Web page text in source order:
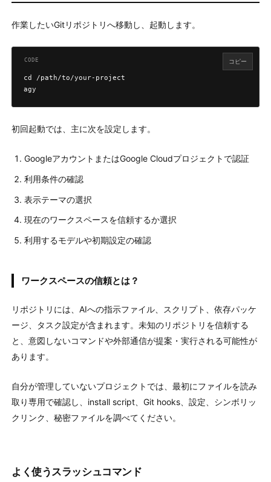
作業したいGitリポジトリへ移動し、起動します。
cd /path/to/your-project
agy
コピー
初回起動では、主に次を設定します。
GoogleアカウントまたはGoogle Cloudプロジェクトで認証
利用条件の確認
表示テーマの選択
現在のワークスペースを信頼するか選択
利用するモデルや初期設定の確認
ワークスペースの信頼とは？
リポジトリには、AIへの指示ファイル、スクリプト、依存パッケ
ージ、タスク設定が含まれます。未知のリポジトリを信頼する
と、意図しないコマンドや外部通信が提案・実行される可能性が
あります。
自分が管理していないプロジェクトでは、最初にファイルを読み
取り専用で確認し、install script、Git hooks、設定、シンボリッ
クリンク、秘密ファイルを調べてください。
よく使うスラッシュコマンド